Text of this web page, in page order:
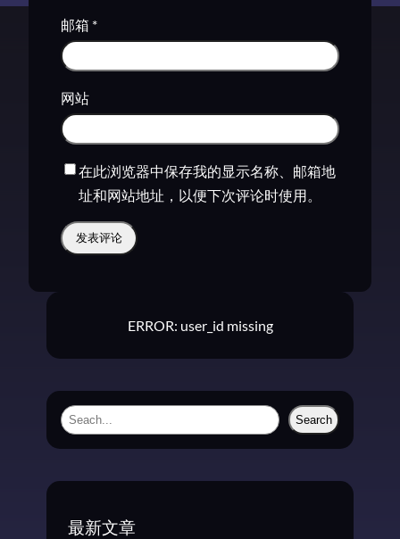
邮箱 *
网站
在此浏览器中保存我的显示名称、邮箱地
址和网站地址，以便下次评论时使用。
ERROR: user_id missing
S
Search
最新文章